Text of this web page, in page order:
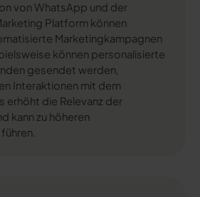
von WhatsApp und der
Platform können
Marketingkampagnen
können personalisierte
gesendet werden,
Interaktionen mit dem
erhöht die Relevanz der
kann zu höheren